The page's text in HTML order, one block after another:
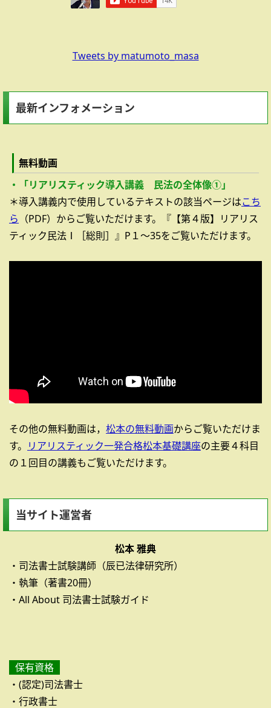
Tweets by matumoto_masa
最新インフォメーション
無料動画
・「リアリスティック導入講義 民法の全体像①」
＊導入講義内で使用しているテキストの該当ページはこち
ら （PDF）からご覧いただけます。『【第４版】リアリス
ティック民法Ⅰ［総則］』P１～35をご覧いただけます。
その他の無料動画は， 松本の無料動画からご覧いただけま
す。 リアリスティック一発合格松本基礎講座の主要４科目
の１回目の講義もご覧いただけます。
当サイト運営者
松本 雅典
・司法書士試験講師（辰已法律研究所）
・執筆（著書20冊）
・All About 司法書士試験ガイド
保有資格
・(認定)司法書士
・行政書士